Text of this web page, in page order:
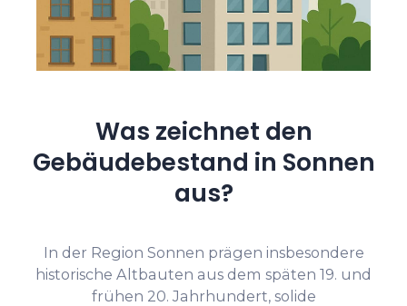
Was zeichnet den
Gebäudebestand in Sonnen
aus?
In der Region Sonnen prägen insbesondere
historische Altbauten aus dem späten 19. und
frühen 20. Jahrhundert, solide